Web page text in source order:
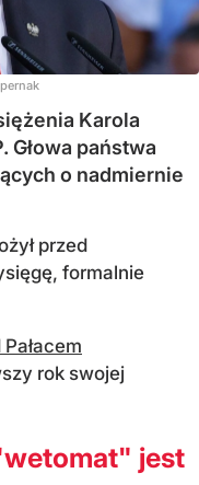
Karola
Głowa państwa
o nadmiernie
przed
formalnie
rok swojej
jest